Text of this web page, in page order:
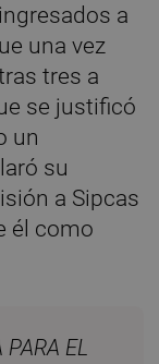
a
una vez
tres a
se justificó
un
su
a Sipcas
él como
EL